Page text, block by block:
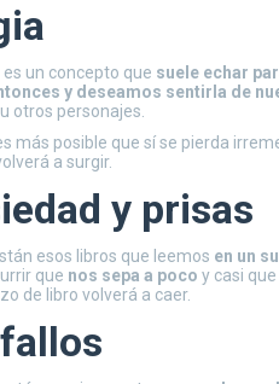
es un concepto que suele echar
y deseamos sentirla de
otros personajes.
más posible que sí se pierda
a surgir.
y prisas
esos libros que leemos en un
que nos sepa a poco y casi
de libro volverá a caer.